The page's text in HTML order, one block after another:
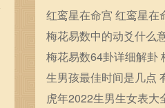
个斗多为中层领导
分析
红鸾星在命宫 红鸾星在
义
梅花易数中的动爻什么
确定的
梅花易数64卦详细解卦
么
生男孩最佳时间是几点
虎年2022生男生女表大